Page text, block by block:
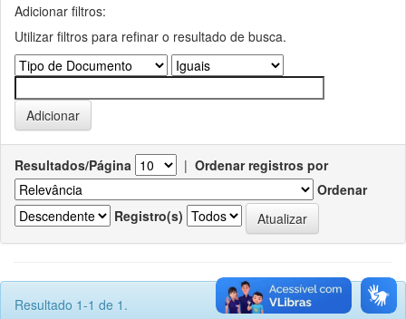
Adicionar filtros:
Utilizar filtros para refinar o resultado de busca.
Resultados/Página | Ordenar registros por
Ordenar
Registro(s)
Resultado 1-1 de 1.